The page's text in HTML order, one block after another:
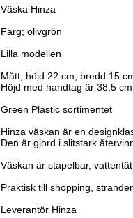
Väska Hinza
Färg; olivgrön
Lilla modellen
Mått; höjd 22 cm, bredd 15
Höjd med handtag är 38,5 cm
Green Plastic sortimentet
Hinza väskan är en
Den är gjord i slitstark
Väskan är stapelbar,
Praktisk till shopping,
Leverantör Hinza